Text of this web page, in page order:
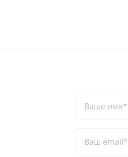
Ваше имя*
Ваш email*